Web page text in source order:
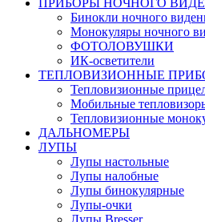
ПРИБОРЫ НОЧНОГО
Бинокли ночного
Монокуляры ночного
ФОТОЛОВУШКИ
ИК-осветители
ТЕПЛОВИЗИОННЫЕ
Тепловизионные
Мобильные
Тепловизионные
ДАЛЬНОМЕРЫ
ЛУПЫ
Лупы настольные
Лупы налобные
Лупы бинокулярные
Лупы-очки
Лупы Bresser